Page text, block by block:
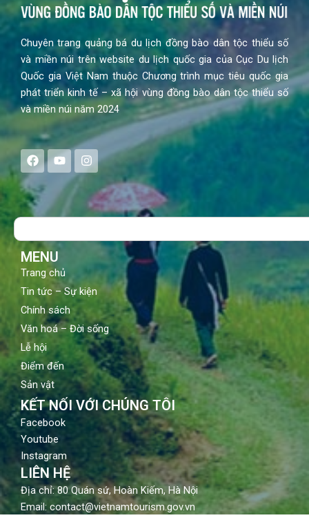
Chuyên trang quảng bá du lịch đồng bào dân tộc thiểu số
và miền núi trên website du lịch quốc gia của Cục Du lịch
Quốc gia Việt Nam thuộc Chương trình mục tiêu quốc gia
phát triển kinh tế – xã hội vùng đồng bào dân tộc thiểu số
và miền núi năm 2024
F
a
c
e
b
o
Y
o
u
t
u
b
I
n
s
a
g
Search
MENU
Trang chủ
Tin tức – Sự kiện
Chính sách
Văn hoá – Đời sống
Lễ hội
Điểm đến
Sản vật
KẾT NỐI VỚI CHÚNG TÔI
Facebook
Youtube
Instagram
LIÊN HỆ
Địa chỉ: 80 Quán sứ, Hoàn Kiếm, Hà Nội
Email: contact@vietnamtourism.gov.vn